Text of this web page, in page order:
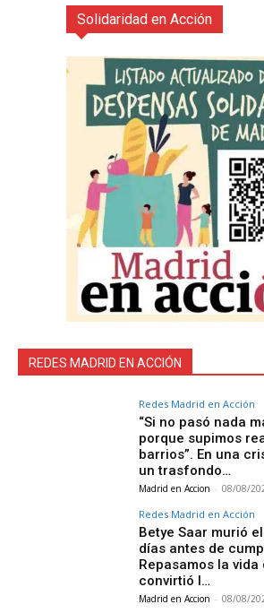
Solidaridad en Acción
REDES MADRID EN ACCIÓN
Redes Madrid en Acción
“Si no pasó nada
porque supimos
barrios”. En una
un trasfondo…
Madrid en Accion - 08/08/
Redes Madrid en Acción
Betye Saar murió
días antes de
Repasamos la
convirtió l…
Madrid en Accion - 08/08/